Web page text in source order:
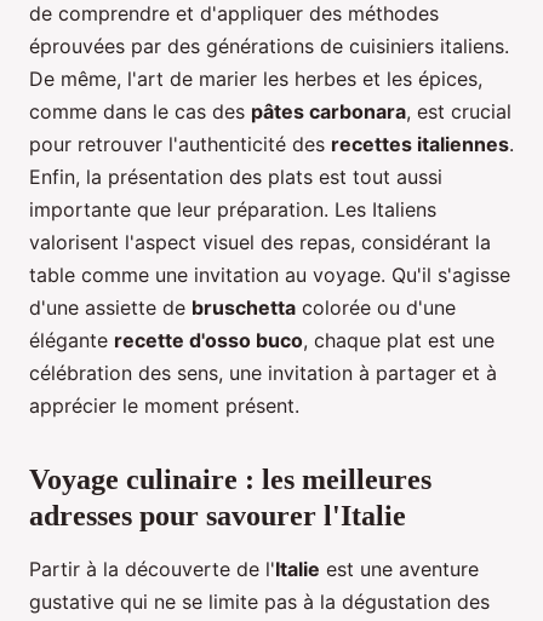
de comprendre et d'appliquer des méthodes
éprouvées par des générations de cuisiniers italiens.
De même, l'art de marier les herbes et les épices,
comme dans le cas des pâtes carbonara, est crucial
pour retrouver l'authenticité des recettes italiennes.
Enfin, la présentation des plats est tout aussi
importante que leur préparation. Les Italiens
valorisent l'aspect visuel des repas, considérant la
table comme une invitation au voyage. Qu'il s'agisse
d'une assiette de bruschetta colorée ou d'une
élégante recette d'osso buco, chaque plat est une
célébration des sens, une invitation à partager et à
apprécier le moment présent.
Voyage culinaire : les meilleures
adresses pour savourer l'Italie
Partir à la découverte de l'Italie est une aventure
gustative qui ne se limite pas à la dégustation des